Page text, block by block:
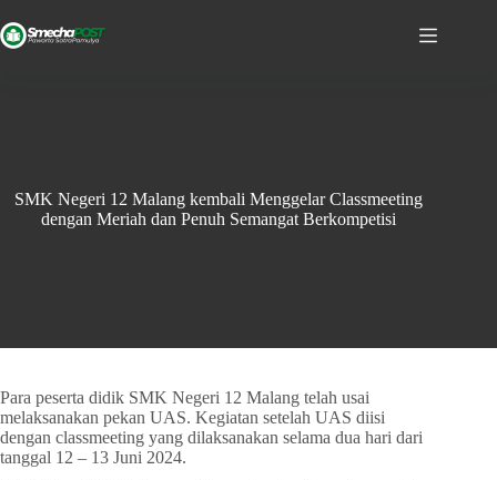
SMK Negeri 12 Malang kembali Menggelar Classmeeting
dengan Meriah dan Penuh Semangat Berkompetisi
Para peserta didik SMK Negeri 12 Malang telah usai
melaksanakan pekan UAS. Kegiatan setelah UAS diisi
dengan classmeeting yang dilaksanakan selama dua hari dari
tanggal 12 – 13 Juni 2024.